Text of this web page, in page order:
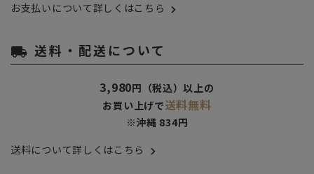
お支払いについて詳しくはこちら
local_shipping 送料・配送について
3,980円（税込）以上の
お買い上げで送料無料
※沖縄 834円
送料について詳しくはこちら